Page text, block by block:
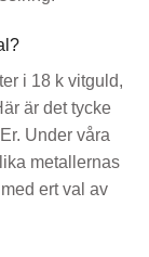
i 18 k vitguld,
är det tycke
Under våra
metallernas
ert val av